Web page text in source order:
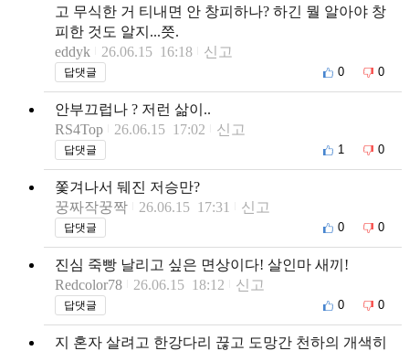
고 무식한 거 티내면 안 창피하나? 하긴 뭘 알아야 창
피한 것도 알지...쯧.
eddyk
26.06.15 16:18 신고
답댓글 0 0
안부끄럽나 ? 저런 삶이..
RS4Top
26.06.15 17:02 신고
답댓글 1 0
쫓겨나서 뒈진 저승만?
꿍짜작꿍짝
26.06.15 17:31 신고
답댓글 0 0
진심 죽빵 날리고 싶은 면상이다! 살인마 새끼!
Redcolor78
26.06.15 18:12 신고
답댓글 0 0
지 혼자 살려고 한강다리 끊고 도망간 천하의 개색히